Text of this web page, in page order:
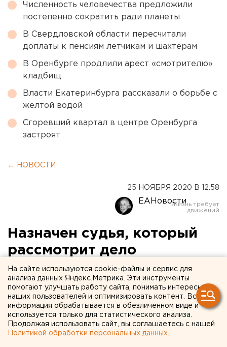
Численность человечества предложили
постепенно сократить ради планеты
В Свердловской области пересчитали
доплаты к пенсиям летчикам и шахтерам
В Оренбурге продлили арест «смотрителю»
кладбищ
Власти Екатеринбурга рассказали о борьбе с
желтой водой
Сгоревший квартал в центре Оренбурга
застроят
← НОВОСТИ
25 НОЯБРЯ 2020 В 12:58
ЕАНовости
Назначен судья, который
рассмотрит дело
свердловского депутата
Коркина, обвиняемого в
убийстве
На сайте используются cookie-файлы и сервис для
анализа данных Яндекс.Метрика. Эти инструменты
помогают улучшать работу сайта, понимать интересы
наших пользователей и оптимизировать контент. Вся
информация обрабатывается в обезличенном виде и
используется только для статистического анализа.
Продолжая использовать сайт, вы соглашаетесь с нашей
Политикой обработки персональных данных